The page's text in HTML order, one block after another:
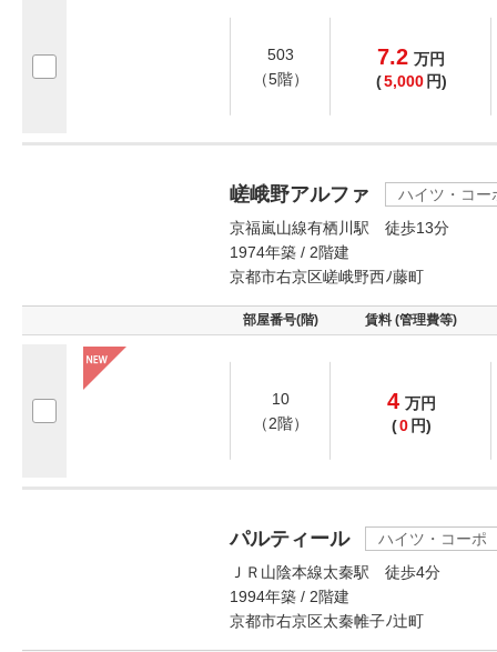
503
（5階）
7.2 万円
(5,000 円)
嵯峨野アルファ
ハイツ・コー
京福嵐山線有栖川駅 徒歩13分
1974年築 / 2階建
京都市右京区嵯峨野西ﾉ藤町
部屋番号(階) 賃料 (管理費等)
10
（2階）
4 万円
(0 円)
パルティール
ハイツ・コーポ
ＪＲ山陰本線太秦駅 徒歩4分
1994年築 / 2階建
京都市右京区太秦帷子ﾉ辻町